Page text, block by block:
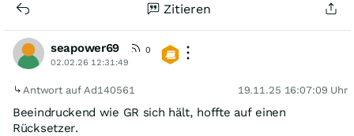
Zitieren
seapower69
0
02.02.26 12:31:49
Antwort auf Ad140561 19.11.25 16:07:09 Uhr
Beeindruckend wie GR sich hält, hoffte auf einen
Rücksetzer.